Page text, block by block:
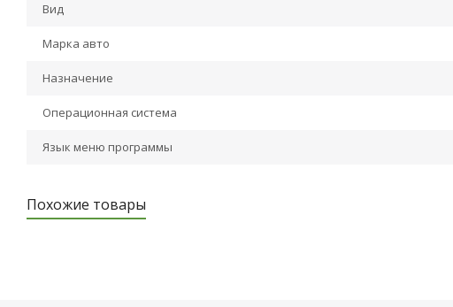
Вид
Марка авто
Назначение
Операционная система
Язык меню программы
Похожие товары